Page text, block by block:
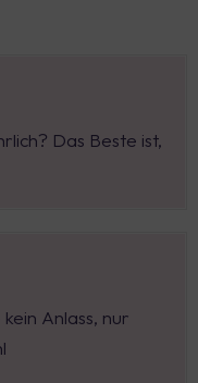
Das Beste ist,
Anlass, nur